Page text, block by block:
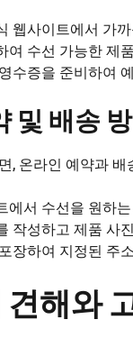
웹사이트에서 가
여 수선 가능한 제
수증을 준비하여
및 배송
, 온라인 예약과
에서 수선을 원하
작성하고 제품 사
장하여 지정된 주
해와